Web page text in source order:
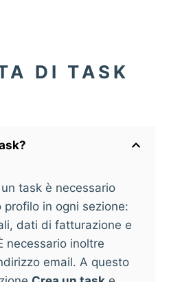
DI TASK
task è necessario
in ogni sezione:
dati di fatturazione e
necessario inoltre
email. A questo